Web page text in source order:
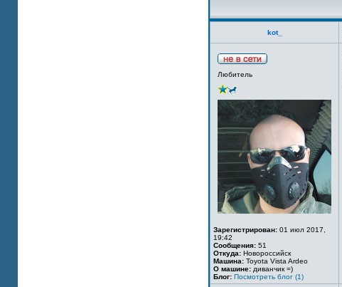
kot_
Любитель
Зарегистрирован: 01 июл 2017,
19:42
Сообщения: 51
Откуда: Новороссийск
Машина: Toyota Vista Ardeo
О машине: диванчик =)
Блог: Посмотреть блог (1)